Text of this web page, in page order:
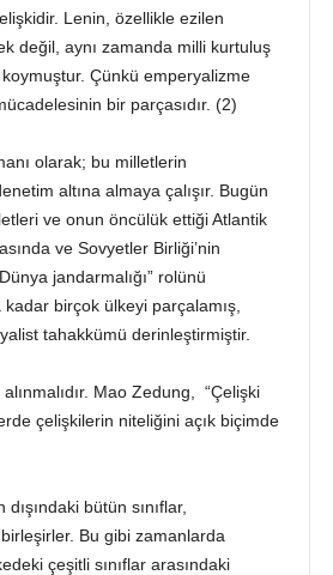
Lenin, özellikle ezilen
değil, aynı zamanda milli kurtuluş
Çünkü emperyalizme
bir parçasıdır. (2)
olarak; bu milletlerin
altına almaya çalışır. Bugün
ve onun öncülük ettiği Atlantik
ve Sovyetler Birliği’nin
jandarmalığı” rolünü
kadar birçok ülkeyi parçalamış,
tahakkümü derinleştirmiştir.
Mao Zedung, “Çelişki
çelişkilerin niteliğini açık biçimde
bütün sınıflar,
Bu gibi zamanlarda
çeşitli sınıflar arasındaki